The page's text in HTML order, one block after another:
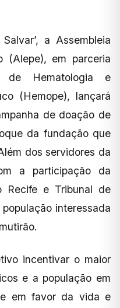
a Assembleia
(Alepe), em parceria
Hematologia e
(Hemope), lançará
de doação de
da fundação que
dos servidores da
a participação da
Recife e Tribunal de
interessada
incentivar o maior
e a população em
em favor da vida e